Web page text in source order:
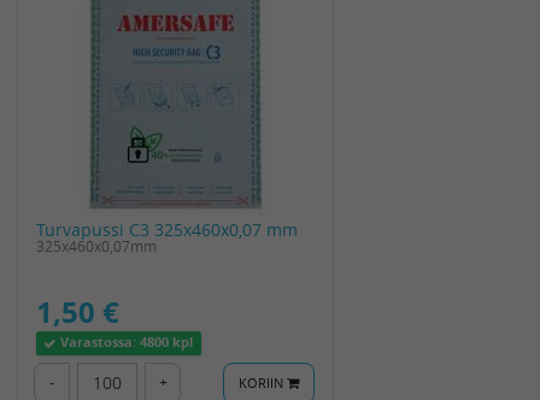
Turvapussi C3 325x460x0,07 mm
325x460x0,07mm
1,50 €
Varastossa:4800 kpl
- + KORIIN